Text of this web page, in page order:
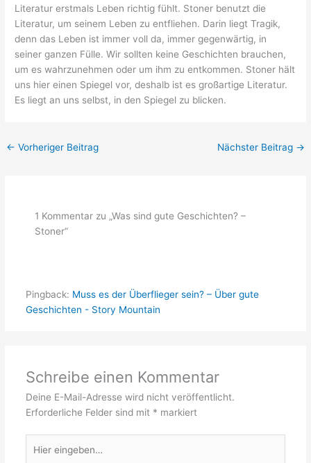
Literatur erstmals Leben richtig fühlt. Stoner benutzt die
Literatur, um seinem Leben zu entfliehen. Darin liegt Tragik,
denn das Leben ist immer voll da, immer gegenwärtig, in
seiner ganzen Fülle. Wir sollten keine Geschichten brauchen,
um es wahrzunehmen oder um ihm zu entkommen. Stoner hält
uns hier einen Spiegel vor, deshalb ist es großartige Literatur.
Es liegt an uns selbst, in den Spiegel zu blicken.
← Vorheriger Beitrag Nächster Beitrag →
1 Kommentar zu „Was sind gute Geschichten? –
Stoner“
Pingback: Muss es der Überflieger sein? – Über gute
Geschichten - Story Mountain
Schreibe einen Kommentar
Deine E-Mail-Adresse wird nicht veröffentlicht.
Erforderliche Felder sind mit * markiert
eingeben…